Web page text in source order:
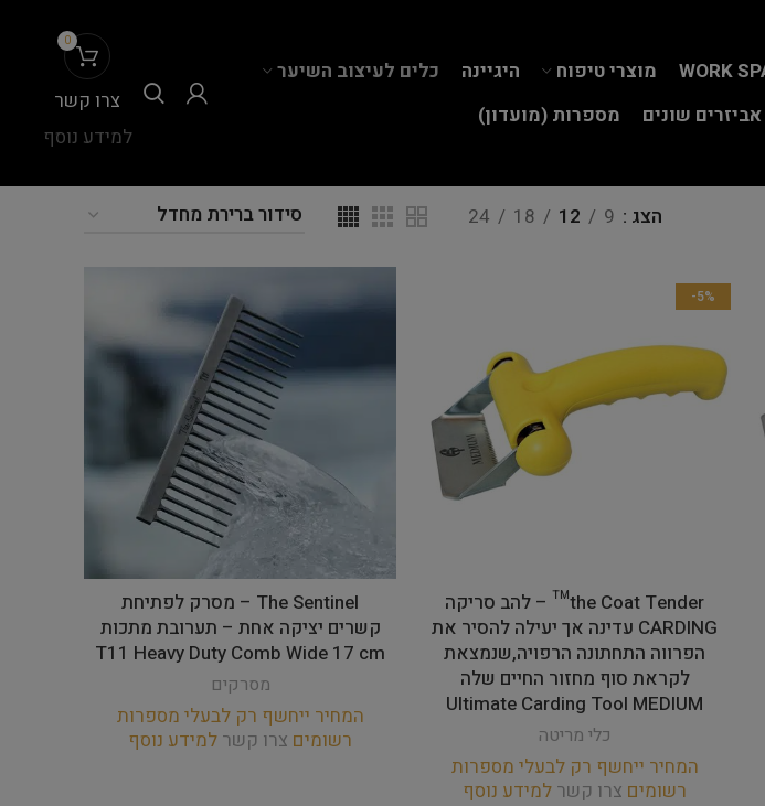
מוצרי טיפוח היגיינה
כלים לעיצוב השיער
אביזרים שונים מספרות (מועדון)
0
צרו קשר
למידע נוסף
הצג 9
12
18
24
-5%
the Coat Tender™ – להב סריקה
CARDING עדינה אך יעילה להסיר את
הפרווה התחתונה הרפויה,שנמצאת
לקראת סוף מחזור החיים שלה
Ultimate Carding Tool MEDIUM
כלי מריטה
המחיר ייחשף רק לבעלי מספרות
רשומים צרו קשר למידע נוסף
The Sentinel – מסרק לפתיחת
קשרים יציקה אחת – תערובת מתכות
T11 Heavy Duty Comb Wide 17 cm
מסרקים
המחיר ייחשף רק לבעלי מספרות
רשומים צרו קשר למידע נוסף